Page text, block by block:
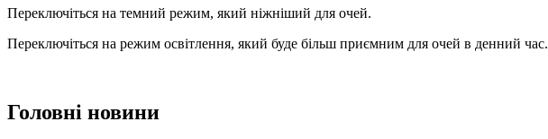
Переключіться на темний режим, який ніжніший для очей.
Переключіться на режим освітлення, який буде більш приємним для очей в денний час.
Головні новини